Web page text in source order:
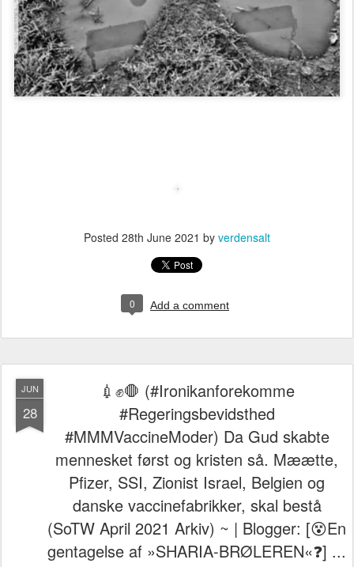
Posted 28th June 2021 by verdensalt
0 Add a comment
JUN
28
💉✊🛑 (#Ironikanforekomme
#Regeringsbevidsthed
#MMMVaccineModer) Da Gud skabte
mennesket først og kristen så. Mæætte,
Pfizer, SSI, Zionist Israel, Belgien og
danske vaccinefabrikker, skal bestå
(SoTW April 2021 Arkiv) ~ | Blogger: [😵En
gentagelse af »SHARIA-BRØLEREN«❓] ...